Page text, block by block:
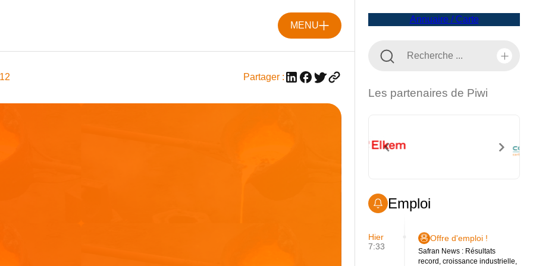
MENU
Partager :
Annuaire / Carte
Les partenaires de Piwi
Emploi
Hier
7:33
Offre d'emploi !
Safran News : Résultats
record, croissance industrielle,